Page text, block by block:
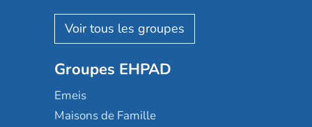
Nohée
Les Résidentiels
Mobicap
Domusvi
Happy Senior
Groupes EHPAD
Emeis
Maisons de Famille